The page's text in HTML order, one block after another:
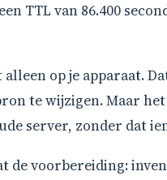
TTL van 86.400
op je apparaat.
te wijzigen. Maar
server, zonder dat
de voorbereiding: